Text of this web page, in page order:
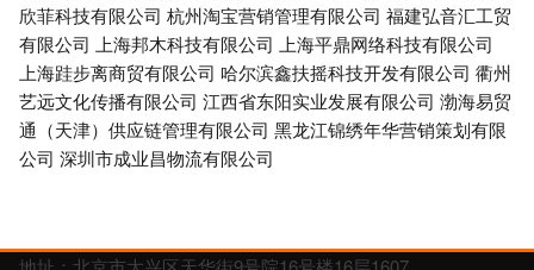
欣菲科技有限公司 杭州淘宝营销管理有限公司 福建弘音汇工贸
有限公司 上海邦木科技有限公司 上海平鼎网络科技有限公司
上海跬步离商贸有限公司 哈尔滨鑫扶摇科技开发有限公司 衢州
艺远文化传播有限公司 江西省东阳实业发展有限公司 渤海易贸
通（天津）供应链管理有限公司 黑龙江锦绣年华营销策划有限
公司 深圳市成业昌物流有限公司